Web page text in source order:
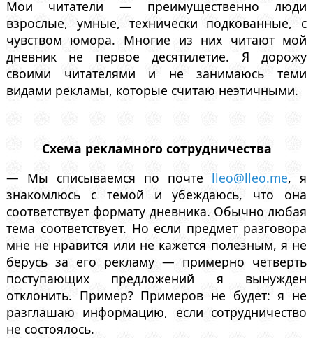
Мои читатели — преимущественно люди
взрослые, умные, технически подкованные, с
чувством юмора. Многие из них читают мой
дневник не первое десятилетие. Я дорожу
своими читателями и не занимаюсь теми
видами рекламы, которые считаю неэтичными.
Схема рекламного сотрудничества
— Мы списываемся по почте lleo@lleo.me, я
знакомлюсь с темой и убеждаюсь, что она
соответствует формату дневника. Обычно любая
тема соответствует. Но если предмет разговора
мне не нравится или не кажется полезным, я не
берусь за его рекламу — примерно четверть
поступающих предложений я вынужден
отклонить. Пример? Примеров не будет: я не
разглашаю информацию, если сотрудничество
не состоялось.